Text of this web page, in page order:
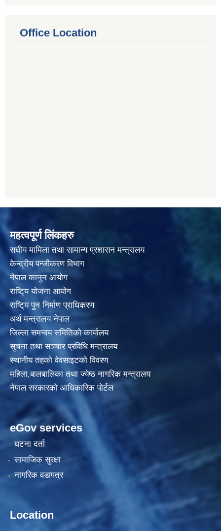
Office Location
महत्वपूर्ण लिंकहरु
स‌घीय मामिला तथा सामान्य प्रशासन मन्त्रालय
केन्द्रीय पन्जीकरण विभाग
नेपाल कानुन आयाेग
राष्टि्य याेजना आयाेग
राष्टि्य पुन निर्माण प्राधिकरण
अर्थ मन्त्रालय नेपाल
जिल्ला समन्वय समितिको कार्यालय
सुचना तथा सञ्चार प्रविधि मन्त्रालय
स्थानीय तहकाे वेवसाइटकाे विवरण
महिला,बालबालिका तथा ज्येष्ठ नागरिक मन्त्रालय
नेपाल सरकारको आधिकारिक पोर्टल
eGov services
घटना दर्ता
सामाजिक सुरक्षा
नागरिक वडापत्र
Location